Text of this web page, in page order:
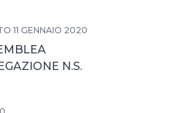
11 GENNAIO 2020
N.S.